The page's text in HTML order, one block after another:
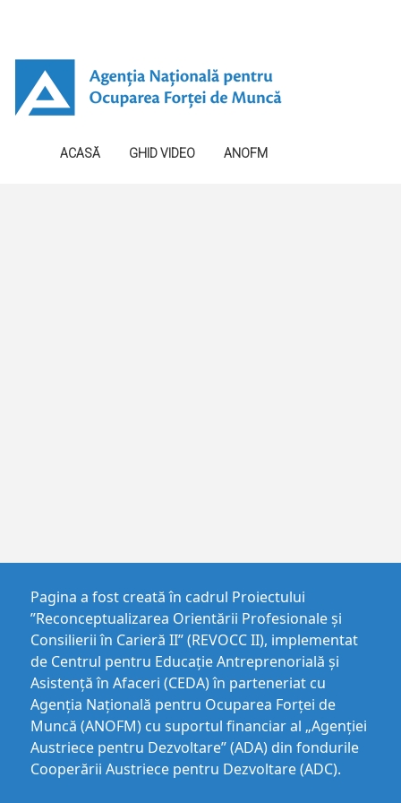
ACASĂ GHID VIDEO ANOFM
Pagina a fost creată în cadrul Proiectului
”Reconceptualizarea Orientării Profesionale și
Consilierii în Carieră II” (REVOCC II), implementat
de Centrul pentru Educaţie Antreprenorială şi
Asistenţă în Afaceri (CEDA) în parteneriat cu
Agenția Națională pentru Ocuparea Forței de
Muncă (ANOFM) cu suportul financiar al „Agenției
Austriece pentru Dezvoltare” (ADA) din fondurile
Cooperării Austriece pentru Dezvoltare (ADC).